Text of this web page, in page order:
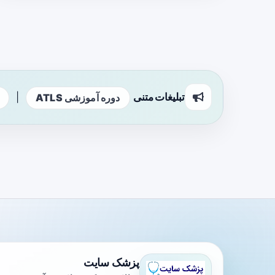
تبلیغات متنی دوره آموزشی ATLS
پزشک سایت